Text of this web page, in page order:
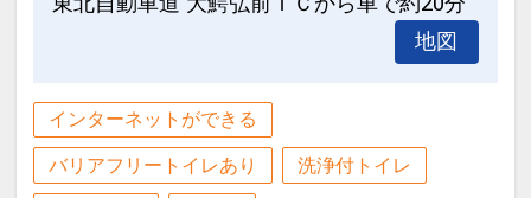
地図
インターネットができる
バリアフリートイレあり 洗浄付トイレ